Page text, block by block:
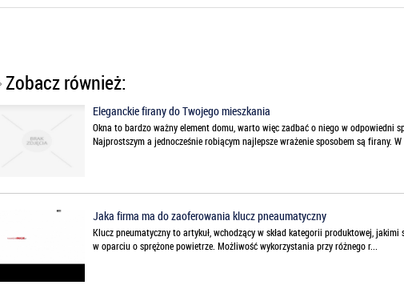
Zobacz również:
Eleganckie firany do Twojego mieszkania
Okna to bardzo ważny element domu, warto więc zadbać o niego w odpowiedni
Najprostszym a jednocześnie robiącym najlepsze wrażenie sposobem są firany. W
Jaka firma ma do zaoferowania klucz pneaumatyczny
Klucz pneumatyczny to artykuł, wchodzący w skład kategorii produktowej,
w oparciu o sprężone powietrze. Możliwość wykorzystania przy różnego r...